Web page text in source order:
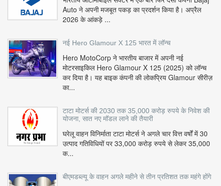
Auto ने अपनी मजबूत पकड़ का प्रदर्शन किया है। अप्रैल
2026 के आंकड़े ...
नई Hero Glamour X 125 भारत में लॉन्च
Hero MotoCorp ने भारतीय बाजार में अपनी नई
मोटरसाइकिल Hero Glamour X 125 (2025) को लॉन्च
कर दिया है। यह बाइक कंपनी की लोकप्रिय Glamour सीरीज़
का...
टाटा मोटर्स की 2030 तक 35,000 करोड़ रुपये के निवेश की
योजना, सात नए मॉडल लाने की तैयारी
घरेलू वाहन विनिर्माता टाटा मोटर्स ने अगले चार वित्त वर्षों में 30
उत्पाद गतिविधियों पर 33,000 करोड़ रुपये से लेकर 35,000
क...
बीएमडब्ल्यू के वाहन अगले महीने से तीन प्रतिशत तक महंगे होंगे